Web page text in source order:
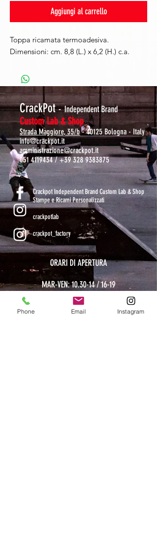
Aggiungi al carrello
Toppa ricamata termoadesiva.
Dimensioni: cm. 8,8 (L.) x 6,2 (H.) c.a.
CrackPot- Independent Brand
Custom Lab & Shop
Strada Maggiore, 35/b- 40125 Bologna - Italy
info@crackpot.it
amministrazione@crackpot.it
051 4119434/+39 328 9383875
S
Crackpot Independent Brand Custom Lab & Shop
Stampe e Ricami Personalizzati
crackpotlab
crackpot_factory
ORARI DI APERTURA
MAR-VEN: 10.30-14 / 16-19
SAB: 11-13.30 / 15.30-19
DOM-LUN: chiuso
Phone Email Instagram